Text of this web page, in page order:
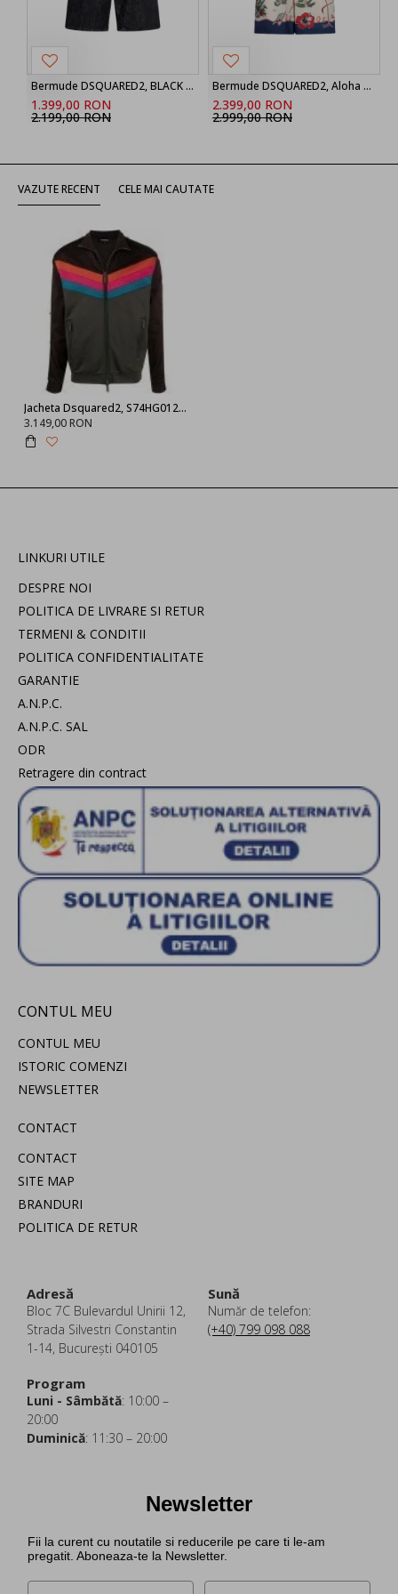
Bermude DSQUARED2, BLACK ‘Marine’ denim shorts
1.399,00 RON
2.199,00 RON
Bermude DSQUARED2, Aloha Souvenir Boxer Shorts
2.399,00 RON
2.999,00 RON
VAZUTE RECENT CELE MAI CAUTATE
Jacheta Dsquared2, S74HG0122S25497963 Tape Sweater
3.149,00 RON
LINKURI UTILE
DESPRE NOI
POLITICA DE LIVRARE SI RETUR
TERMENI & CONDITII
POLITICA CONFIDENTIALITATE
GARANTIE
A.N.P.C.
A.N.P.C. SAL
ODR
Retragere din contract
CONTUL MEU
CONTUL MEU
ISTORIC COMENZI
NEWSLETTER
CONTACT
CONTACT
SITE MAP
BRANDURI
POLITICA DE RETUR
Adresă
Bloc 7C Bulevardul Unirii 12,
Strada Silvestri Constantin
1-14, București 040105
Sună
Număr de telefon:
(+40) 799 098 088
Program
Luni - Sâmbătă: 10:00 –
20:00
Duminică: 11:30 – 20:00
Newsletter
Fii la curent cu noutatile si reducerile pe care ti le-am
pregatit. Aboneaza-te la Newsletter.